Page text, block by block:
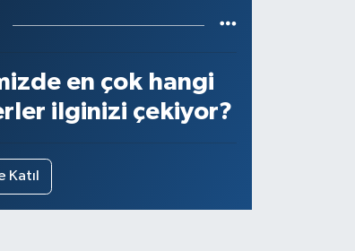
en çok hangi
ilginizi çekiyor?
Katıl